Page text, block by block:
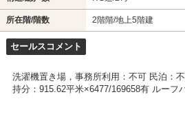
所在階/階数 2階階/地上5階建
セールスコメント
洗濯機置き場，事務所利用：不可 民泊：
持分：915.62平米×6477/169658有 ルーフ